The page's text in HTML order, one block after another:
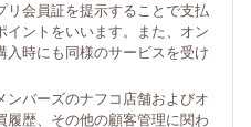
リ会員証を提示することで支払
ントをいいます。また、オン
入時にも同様のサービスを受け
ンバーズのナフコ店舗およびオ
履歴、その他の顧客管理に関わ